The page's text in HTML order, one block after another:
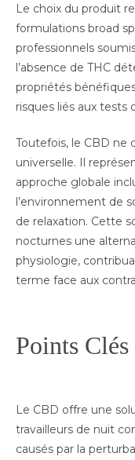
Le choix du produit
formulations broad
professionnels
l’absence de THC
propriétés
risques liés aux tests
Toutefois, le CBD ne
universelle. Il
approche globale
l’environnement de
de relaxation. Cette
nocturnes une
physiologie,
terme face aux
Points Clés
Le CBD offre une
travailleurs de nuit
causés par la